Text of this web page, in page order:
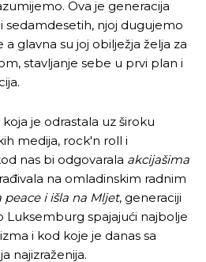
Ova je generacija
sedamdesetih, njoj dugujemo
glavna su joj obilježja želja za
stavljanje sebe u prvi plan i
je odrastala uz široku
medija, rock'n roll i
nas bi odgovarala akcijašima
na omladinskim radnim
peace i išla na Mljet, generaciji
Luksemburg spajajući najbolje
i kod koje je danas sa
najizraženija.